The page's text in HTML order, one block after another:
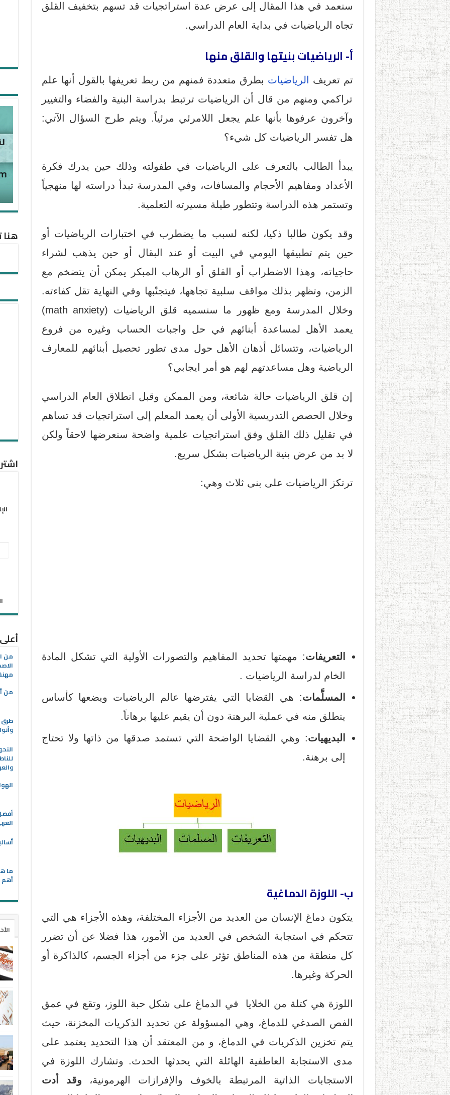
سنعمد في هذا المقال إلى عرض عدة استراتجيات قد تسهم بتخفيف القلق
تجاه الرياضيات في بداية العام الدراسي.
أ- الرياضيات بنيتها والقلق منها
تم تعريف الرياضيات بطرق متعددة فمنهم من ربط تعريفها بالقول أنها علم
تراكمي ومنهم من قال أن الرياضيات ترتبط بدراسة البنية والفضاء والتغيير
وآخرون عرفوها بأنها علم يجعل اللامرئي مرئياً. ويتم طرح السؤال الآتي:
هل تفسر الرياضيات كل شيء؟
يبدأ الطالب بالتعرف على الرياضيات في طفولته وذلك حين يدرك فكرة
الأعداد ومفاهيم الأحجام والمسافات، وفي المدرسة تبدأ دراسته لها منهجياً
وتستمر هذه الدراسة وتتطور طيلة مسيرته التعلمية.
وقد يكون طالبا ذكيا، لكنه لسبب ما يضطرب في اختبارات الرياضيات أو
حين يتم تطبيقها اليومي في البيت أو عند البقال أو حين يذهب لشراء
حاجياته، وهذا الاضطراب أو القلق أو الرهاب المبكر يمكن أن يتضخم مع
الزمن، وتظهر بذلك مواقف سلبية تجاهها، فيتجنّبها وفي النهاية تقل كفاءته.
وخلال المدرسة ومع ظهور ما سنسميه قلق الرياضيات (math anxiety)
يعمد الأهل لمساعدة أبنائهم في حل واجبات الحساب وغيره من فروع
الرياضيات، وتتسائل أذهان الأهل حول مدى تطور تحصيل أبنائهم للمعارف
الرياضية وهل مساعدتهم لهم هو أمر ايجابي؟
إن قلق الرياضيات حالة شائعة، ومن الممكن وقبل انطلاق العام الدراسي
وخلال الحصص التدريسية الأولى أن يعمد المعلم إلى استراتجيات قد تساهم
في تقليل ذلك القلق وفق استراتجيات علمية واضحة سنعرضها لاحقاً ولكن
لا بد من عرض بنية الرياضيات بشكل سريع.
ترتكز الرياضيات على بنى ثلاث وهي:
التعريفات: مهمتها تحديد المفاهيم والتصورات الأولية التي تشكل المادة
الخام لدراسة الرياضيات .
المسلَّمات: هي القضايا التي يفترضها عالم الرياضيات ويضعها كأساس
ينطلق منه في عملية البرهنة دون أن يقيم عليها برهاناً.
البديهيات: وهي القضايا الواضحة التي تستمد صدقها من ذاتها ولا تحتاج
إلى برهنة.
ب- اللوزة الدماغية
يتكون دماغ الإنسان من العديد من الأجزاء المختلفة، وهذه الأجزاء هي التي
تتحكم في استجابة الشخص في العديد من الأمور، هذا فضلا عن أن تضرر
كل منطقة من هذه المناطق تؤثر على جزء من أجزاء الجسم، كالذاكرة أو
الحركة وغيرها.
اللوزة هي كتلة من الخلايا في الدماغ على شكل حبة اللوز، وتقع في عمق
الفص الصدغي للدماغ، وهي المسؤولة عن تحديد الذكريات المخزنة، حيث
يتم تخزين الذكريات في الدماغ، و من المعتقد أن هذا التحديد يعتمد على
مدى الاستجابة العاطفية الهائلة التي يحدثها الحدث. وتشارك اللوزة في
الاستجابات الذاتية المرتبطة بالخوف والإفرازات الهرمونية، وقد أدت
هنا
من
من
طرق
ما
أهم